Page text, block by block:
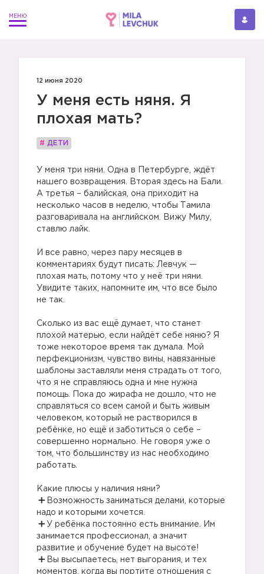
12 июня 2020
У меня есть няня. Я
плохая мать?
# ДЕТИ
У меня три няни. Одна в Петербурге, ждёт
нашего возвращения. Вторая здесь на Бали.
А третья – балийская, она приходит на
несколько часов в неделю, чтобы Тамила
разговаривала на английском. Вижу Милу,
ставлю лайк.
И все равно, через пару месяцев в
комментариях будут писать: Левчук —
плохая мать, потому что у неё три няни.
Увидите таких, напомните им, что все было
не так.
Сколько из вас ещё думает, что станет
плохой матерью, если найдёт себе няню? Я
тоже некоторое время так думала. Мой
перфекционизм, чувство вины, навязанные
шаблоны заставляли меня страдать от того,
что я не справляюсь одна и мне нужна
помощь. Пока до жирафа не дошло, что не
справляться со всем самой и быть живым
человеком, который не растворился в
ребёнке, но ещё и заботиться о себе –
совершенно нормально. Не говоря уже о
том, что большинству из нас необходимо
работать.
Какие плюсы у наличия няни?
Возможность заниматься делами, которые
надо и которыми хочется.
У ребёнка постоянно есть внимание. Им
занимается профессионал, а значит
развитие и обучение будет на высоте!
Вы высыпаетесь, нет выгорания, и тех
моментов, когда вы портите отношения с